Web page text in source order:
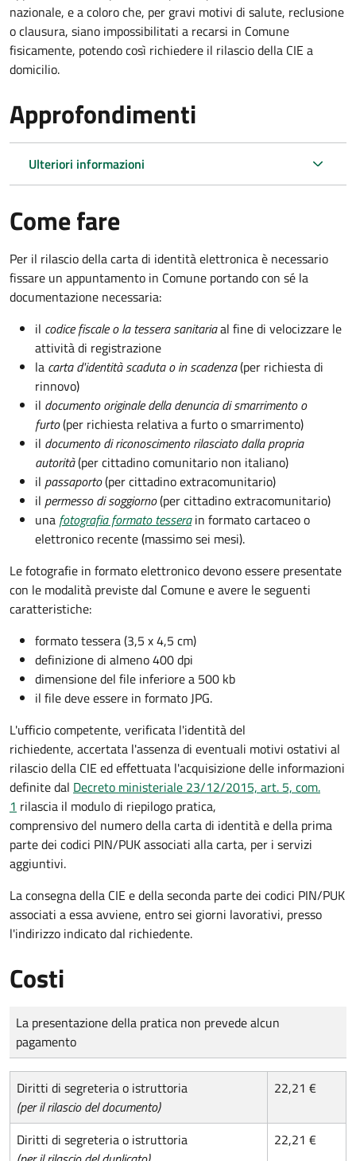
nazionale, e a coloro che, per gravi motivi di salute, reclusione
o clausura, siano impossibilitati a recarsi in Comune
fisicamente, potendo così richiedere il rilascio della CIE a
domicilio.
Approfondimenti
Ulteriori informazioni
Come fare
Per il rilascio della carta di identità elettronica è necessario
fissare un appuntamento in Comune portando con sé la
documentazione necessaria:
il codice fiscale o la tessera sanitariaal fine di velocizzare le
attività di registrazione
la carta d'identità scaduta o in scadenza(per richiesta di
rinnovo)
il documento originale della denuncia di smarrimento o
furto(per richiesta relativa a furto o smarrimento)
il documento di riconoscimento rilasciato dalla propria
autorità(per cittadino comunitario non italiano)
il passaporto(per cittadino extracomunitario)
il permesso di soggiorno(per cittadino extracomunitario)
una fotografia formato tessera in formato cartaceo o
elettronico recente (massimo sei mesi).
Le fotografie in formato elettronico devono essere presentate
con le modalità previste dal Comune e avere le seguenti
caratteristiche:
formato tessera (3,5 x 4,5 cm)
definizione di almeno 400 dpi
dimensione del file inferiore a 500 kb
il file deve essere in formato JPG.
L'ufficio competente, verificata l'identità del
richiedente, accertata l'assenza di eventuali motivi ostativi al
rilascio della CIE ed effettuata l'acquisizione delle informazioni
definite dal Decreto ministeriale 23/12/2015, art. 5, com.
1 rilascia il modulo di riepilogo pratica,
comprensivo del numero della carta di identità e della prima
parte dei codici PIN/PUK associati alla carta, per i servizi
aggiuntivi.
La consegna della CIE e della seconda parte dei codici PIN/PUK
associati a essa avviene, entro sei giorni lavorativi, presso
l'indirizzo indicato dal richiedente.
Costi
Tipo di pagamento
Importo
La presentazione della pratica non prevede alcun
pagamento
Diritti di segreteria o istruttoria
(per il rilascio del documento)
22,21 €
Diritti di segreteria o istruttoria
22,21 €